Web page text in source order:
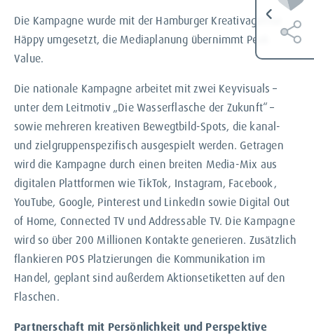
Die Kampagne wurde mit der Hamburger Kreativagentur
Häppy umgesetzt, die Mediaplanung übernimmt Peak
Value.
Die nationale Kampagne arbeitet mit zwei Keyvisuals –
unter dem Leitmotiv „Die Wasserflasche der Zukunft“ –
sowie mehreren kreativen Bewegtbild-Spots, die kanal-
und zielgruppenspezifisch ausgespielt werden. Getragen
wird die Kampagne durch einen breiten Media-Mix aus
digitalen Plattformen wie TikTok, Instagram, Facebook,
YouTube, Google, Pinterest und LinkedIn sowie Digital Out
of Home, Connected TV und Addressable TV. Die Kampagne
wird so über 200 Millionen Kontakte generieren. Zusätzlich
flankieren POS Platzierungen die Kommunikation im
Handel, geplant sind außerdem Aktionsetiketten auf den
Flaschen.
Partnerschaft mit Persönlichkeit und Perspektive